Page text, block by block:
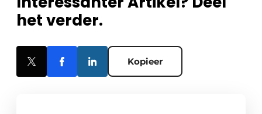
het verder.
Kopieer